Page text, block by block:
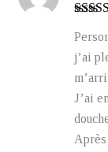
j’ai
J’ai
Après